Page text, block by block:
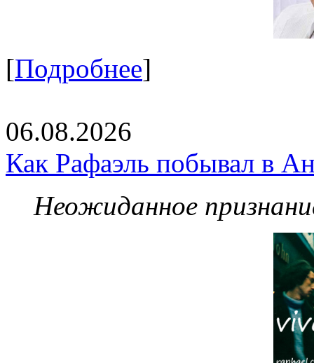
[Подробнее]
06.08.2026
Как Рафаэль побывал в
Неожиданное